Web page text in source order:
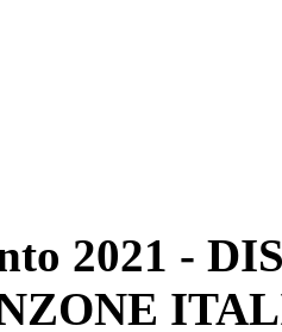
2021 -